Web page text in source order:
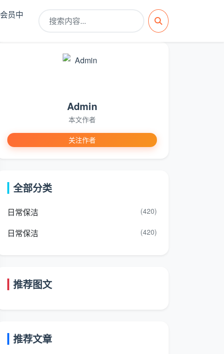
会员中
Admin
本文作者
关注作者
全部分类
日常保洁 (420)
日常保洁 (420)
推荐图文
推荐文章